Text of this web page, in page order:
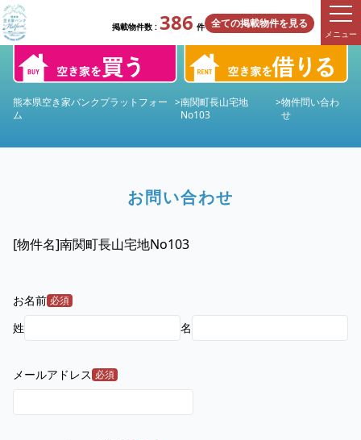
掲載物件数 : 386 件 全ての掲載物件を見る
メニュー
熊本県空き家バンクプラットフォー
ム
>南関町長山宅地
No103
>物件問い合わ
せ
お問い合わせ
[物件名]南関町長山宅地No103
お名前 必須
姓 名
メールアドレス 必須